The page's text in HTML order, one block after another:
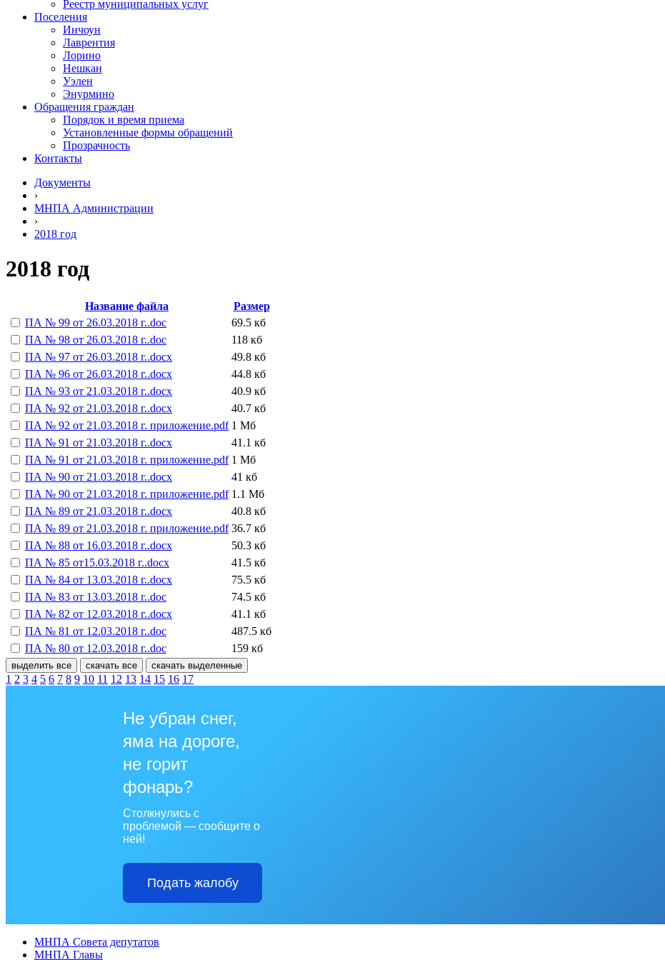
Реестр муниципальных услуг
Поселения
Инчоун
Лаврентия
Лорино
Нешкан
Уэлен
Энурмино
Обращения граждан
Порядок и время приема
Установленные формы обращений
Прозрачность
Контакты
Документы
›
МНПА Администрации
›
2018 год
2018 год
Название файла
Размер
ПА № 99 от 26.03.2018 г..doc
69.5 кб
ПА № 98 от 26.03.2018 г..doc
118 кб
ПА № 97 от 26.03.2018 г..docx
49.8 кб
ПА № 96 от 26.03.2018 г..docx
44.8 кб
ПА № 93 от 21.03.2018 г..docx
40.9 кб
ПА № 92 от 21.03.2018 г..docx
40.7 кб
ПА № 92 от 21.03.2018 г. приложение.pdf 1 Мб
ПА № 91 от 21.03.2018 г..docx
41.1 кб
ПА № 91 от 21.03.2018 г. приложение.pdf 1 Мб
ПА № 90 от 21.03.2018 г..docx
41 кб
ПА № 90 от 21.03.2018 г. приложение.pdf 1.1 Мб
ПА № 89 от 21.03.2018 г..docx
40.8 кб
ПА № 89 от 21.03.2018 г. приложение.pdf 36.7 кб
ПА № 88 от 16.03.2018 г..docx
50.3 кб
ПА № 85 от15.03.2018 г..docx
41.5 кб
ПА № 84 от 13.03.2018 г..docx
75.5 кб
ПА № 83 от 13.03.2018 г..doc
74.5 кб
ПА № 82 от 12.03.2018 г..docx
41.1 кб
ПА № 81 от 12.03.2018 г..doc
487.5 кб
ПА № 80 от 12.03.2018 г..doc
159 кб
выделить все скачать все скачать выделенные
1 2 3 4 5 6 7 8 9 10 11 12 13 14 15 16 17
Не убран снег,
яма на дороге,
не горит
фонарь?
Столкнулись с
проблемой — сообщите о
ней!
Подать жалобу
МНПА Совета депутатов
МНПА Главы